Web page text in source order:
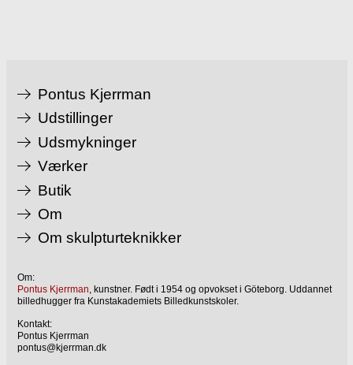
Pontus Kjerrman
Udstillinger
Udsmykninger
Værker
Butik
Om
Om skulpturteknikker
Om:
Pontus Kjerrman, kunstner. Født i 1954 og opvokset i Göteborg. Uddannet
billedhugger fra Kunstakademiets Billedkunstskoler.
Kontakt:
Pontus Kjerrman
pontus@kjerrman.dk